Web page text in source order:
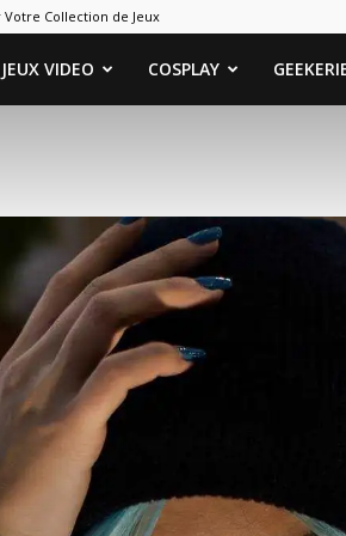
Votre Collection de Jeux
JEUX VIDEO COSPLAY